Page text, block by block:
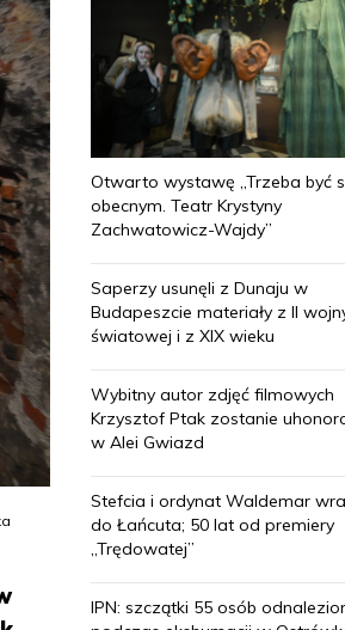
Otwarto wystawę „Trzeba być
obecnym. Teatr Krystyny
Zachwatowicz-Wajdy”
Saperzy usunęli z Dunaju w
Budapeszcie materiały z II
światowej i z XIX wieku
Wybitny autor zdjęć filmowych
Krzysztof Ptak zostanie
w Alei Gwiazd
Stefcia i ordynat Waldemar
do Łańcuta; 50 lat od premiery
„Trędowatej”
IPN: szczątki 55 osób